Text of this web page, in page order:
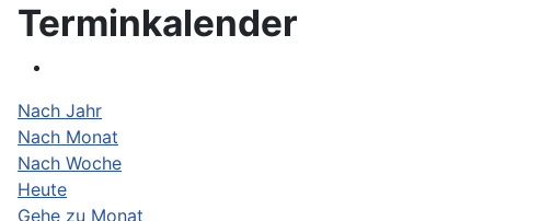
Terminkalender
Nach Jahr
Nach Monat
Nach Woche
Heute
Gehe zu Monat